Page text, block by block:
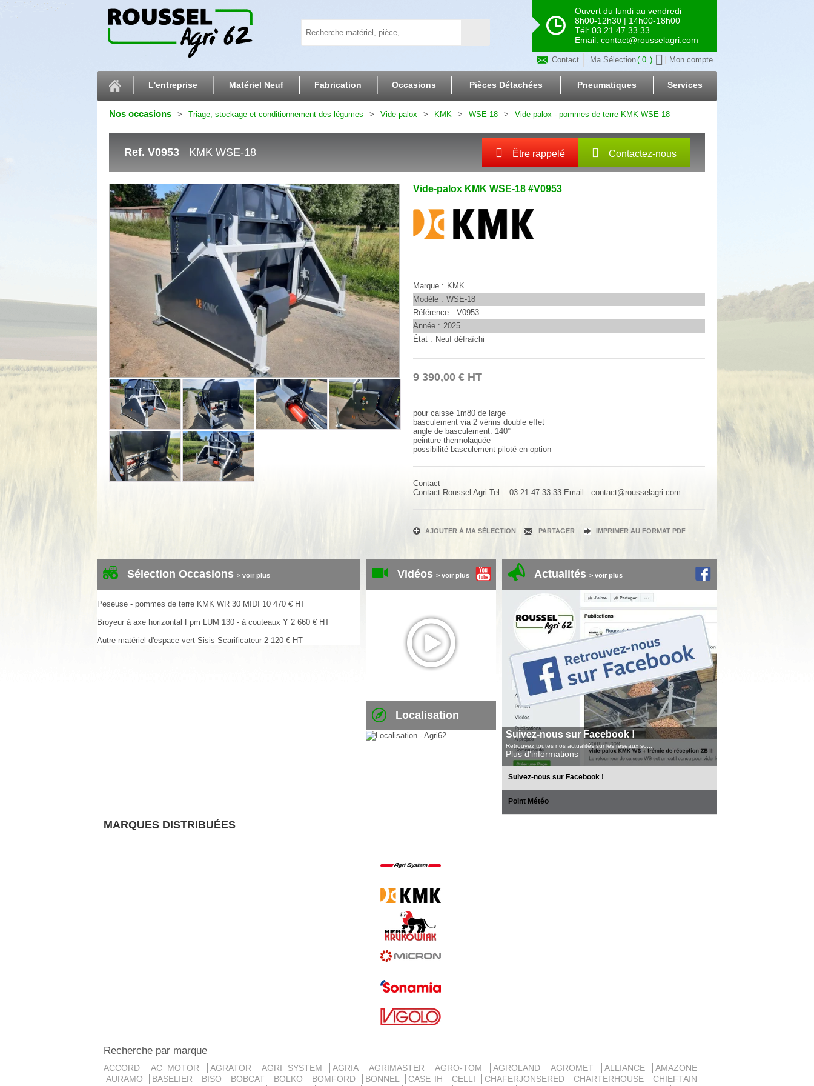
Ouvert du lundi au vendredi
8h00-12h30 | 14h00-18h00
Tél: 03 21 47 33 33
Email: contact@rousselagri.com
Contact Ma Sélection 0 Mon compte
L'entreprise Matériel Neuf Fabrication Occasions Pièces Détachées Pneumatiques Services
Nos occasions Triage, stockage et conditionnement des légumes Vide-palox KMK WSE-18 Vide palox - pommes de terre KMK WSE-18
KMK WSE-18
Ref. V0953 Être rappelé Contactez-nous
Vide-palox KMK WSE-18 #V0953
9 390,00 € HT
AJOUTER À MA SÉLECTION PARTAGER IMPRIMER AU FORMAT PDF
pour caisse 1m80 de large
basculement via 2 vérins double effet
angle de basculement: 140°
peinture thermolaquée
possibilité basculement piloté en option
Marque
KMK
Modèle
WSE-18
Référence
V0953
Année
2025
État
Neuf défraîchi
Contact
Contact Roussel Agri Tel. : 03 21 47 33 33 Email : contact@rousselagri.com
Sélection Occasions > voir plus
Peseuse - pommes de terre KMK WR 30 MIDI 10 470 € HT
Broyeur à axe horizontal Fpm LUM 130 - à couteaux Y 2 660 € HT
Autre matériel d'espace vert Sisis Scarificateur 2 120 € HT
Vidéos > voir plus
Localisation
Actualités > voir plus
Suivez-nous sur Facebook !
Retrouvez toutes nos actualités sur les réseaux so...
Plus d'informations
Suivez-nous sur Facebook !
Point Météo
MARQUES DISTRIBUÉES
Recherche par marque
ACCORD AC MOTOR AGRATOR AGRI SYSTEM AGRIA AGRIMASTER AGRO-TOM AGROLAND AGROMET ALLIANCE
AMAZONE
AURAMO
BASELIER BISO BOBCAT BOLKO BOMFORD BONNEL CASE IH CELLI CHAFERJONSERED CHARTERHOUSE
CHIEFTAIN